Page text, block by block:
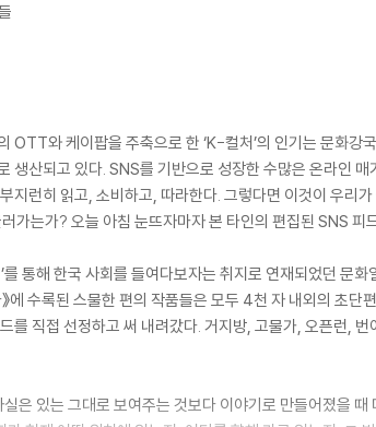
OTT와 케이팝을 주축으로 한 ‘K-컬처’의 인기는 문화강
생산되고 있다. SNS를 기반으로 성장한 수많은 온라인
지런히 읽고, 소비하고, 따라한다. 그렇다면 이것이 우리
가는가? 오늘 아침 눈뜨자마자 본 타인의 편집된 SNS 피
통해 한국 사회를 들여다보자는 취지로 연재되었던 문
에 수록된 스물한 편의 작품들은 모두 4천 자 내외의 초
를 직접 선정하고 써 내려갔다. 거지방, 고물가, 오픈런,
은 있는 그대로 보여주는 것보다 이야기로 만들어졌을